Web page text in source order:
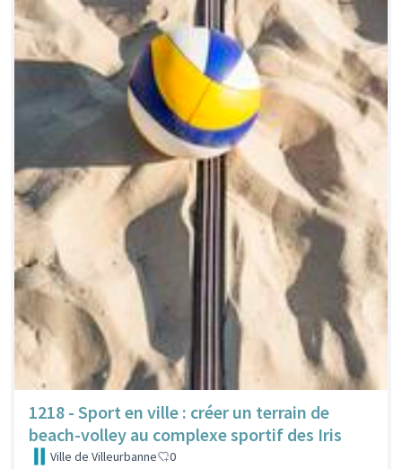
1218 - Sport en ville : créer un terrain de
beach-volley au complexe sportif des Iris
Ville de Villeurbanne 0